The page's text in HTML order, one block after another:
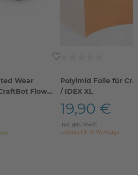
Wear
Flow
Polyimid Folie für
/ IDEX XL
19,90 €
inkl. ges. MwSt.
Lieferzeit 5-10 Werktage